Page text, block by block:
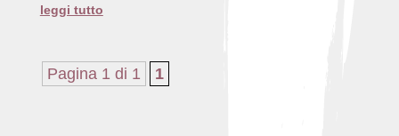
leggi tutto
Pagina 1 di 1 1